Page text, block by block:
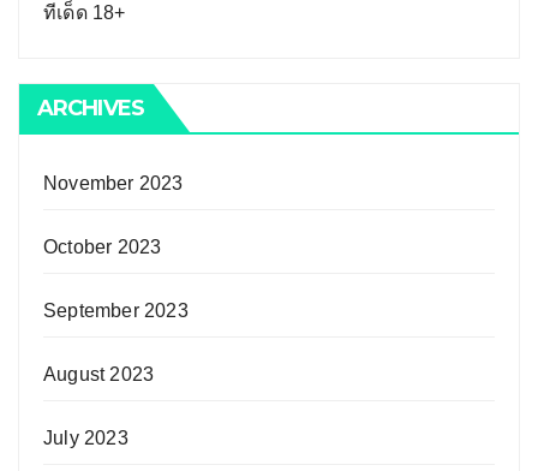
ทีเด็ด 18+
ARCHIVES
November 2023
October 2023
September 2023
August 2023
July 2023